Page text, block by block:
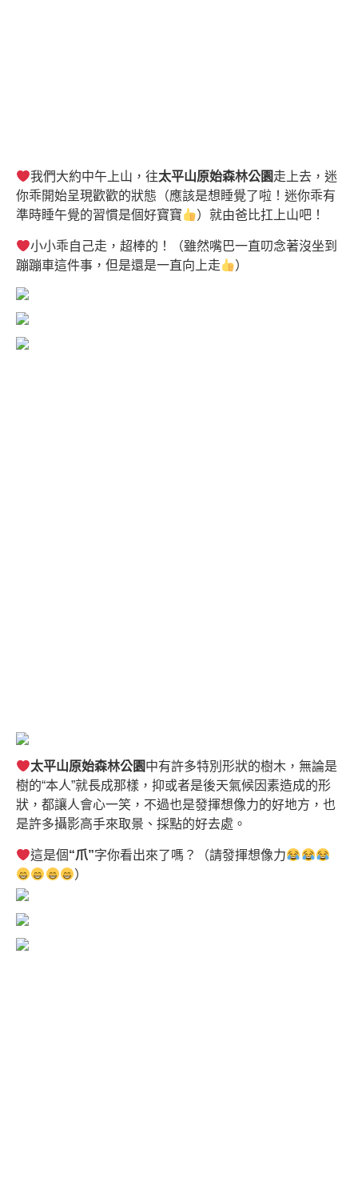
我們大約中午上山，往太平山原始森林公園走上去，迷
你乖開始呈現歡歡的狀態（應該是想睡覺了啦！迷你乖有
準時睡午覺的習慣是個好寶寶
）就由爸比扛上山吧！
小小乖自己走，超棒的！（雖然嘴巴一直叨念著沒坐到
蹦蹦車這件事，但是還是一直向上走
）
太平山原始森林公園中有許多特別形狀的樹木，無論是
樹的“本人”就長成那樣，抑或者是後天氣候因素造成的形
狀，都讓人會心一笑，不過也是發揮想像力的好地方，也
是許多攝影高手來取景、採點的好去處。
這是個“爪”字你看出來了嗎？（請發揮想像力
）